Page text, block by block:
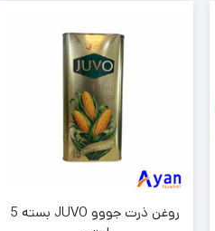
روغن ذرت جووو JUVO بسته 5